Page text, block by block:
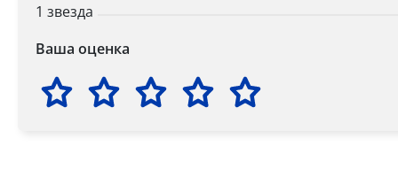
1 звезда
Ваша оценка